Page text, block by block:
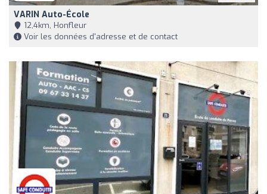
VARIN Auto-École
12,4km, Honfleur
Voir les données d'adresse et de contact